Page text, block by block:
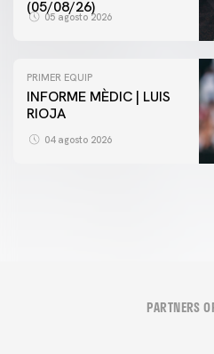
(05/08/26)
05 agosto 2026
PRIMER EQUIP
INFORME MÈDIC | LUIS
RIOJA
04 agosto 2026
VCF FEMENÍ
ENTRENAMENT DEL
PARTNERS